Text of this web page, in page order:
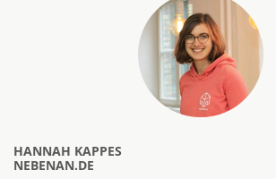
HANNAH KAPPES
NEBENAN.DE